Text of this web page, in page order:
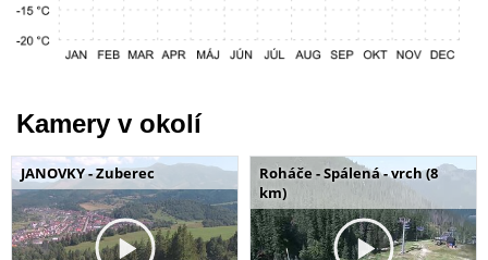
Kamery v okolí
JANOVKY - Zuberec
Roháče - Spálená - vrch (8
km)